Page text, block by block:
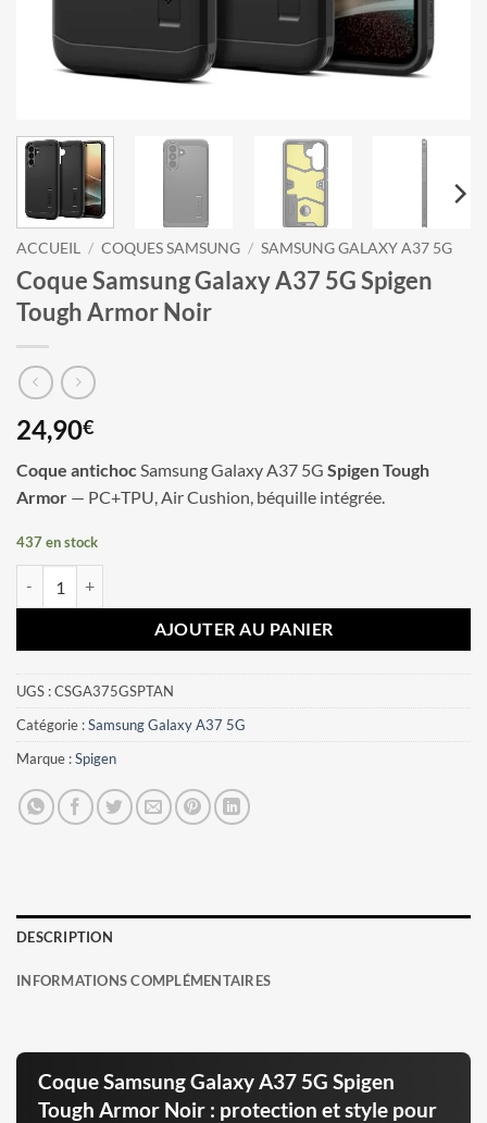
ACCUEIL / COQUES SAMSUNG / SAMSUNG GALAXY A37 5G
Coque Samsung Galaxy A37 5G Spigen
Tough Armor Noir
24,90€
Coque antichocSamsung Galaxy A37 5G Spigen Tough
Armor — PC+TPU, Air Cushion, béquille intégrée.
437 en stock
AJOUTER AU PANIER
UGS :CSGA375GSPTAN
Catégorie :Samsung Galaxy A37 5G
Marque :Spigen
DESCRIPTION
INFORMATIONS COMPLÉMENTAIRES
Coque Samsung Galaxy A37 5G Spigen
Tough Armor Noir : protection et style pour